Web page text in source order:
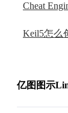
Cheat
亿图图示